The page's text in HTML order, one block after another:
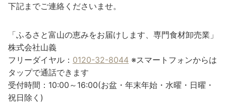
下記までご連絡くださいませ。
「ふるさと富山の恵みをお届けします、専門食材卸売業」
株式会社山義
フリーダイヤル： 0120-32-8044 ※スマートフォンからは
タップで通話できます
受付時間：10:00～16:00(お盆・年末年始・水曜・日曜・
祝日除く)